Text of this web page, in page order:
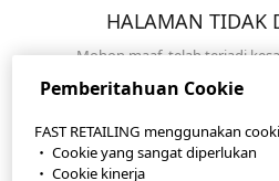
Peta Lokasi
Pengaturan Cookie
HALAMAN TIDAK
Mohon maaf, telah terjadi
Anda masukkan sudah
Pemberitahuan Cookie
FAST RETAILING menggunakan
・ Cookie yang sangat diperlukan
・ Cookie kinerja